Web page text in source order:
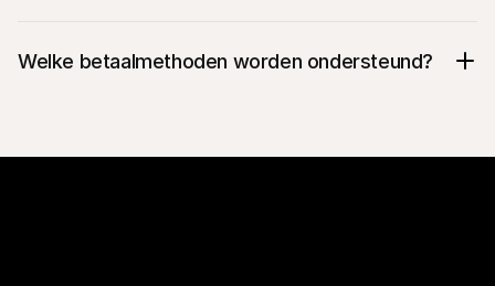
Welke betaalmethoden worden ondersteund?